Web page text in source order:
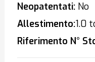
Neopatentati:No
Allestimento:1.0
Riferimento N°